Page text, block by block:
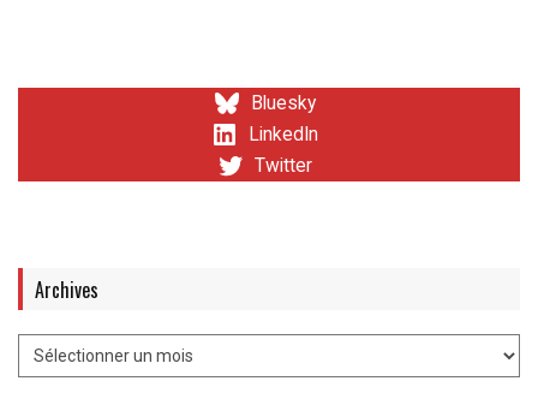
Bluesky
LinkedIn
Twitter
Archives